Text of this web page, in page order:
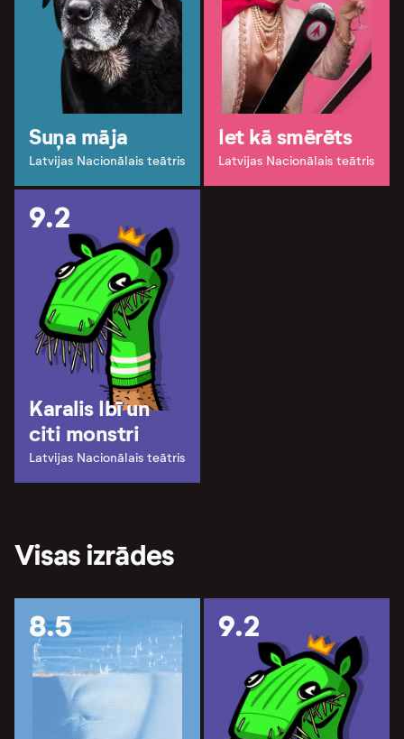
Suņa māja
Latvijas Nacionālais teātris
Iet kā smērēts
Latvijas Nacionālais teātris
9.2
Karalis Ibī un
citi monstri
Latvijas Nacionālais teātris
Visas izrādes
8.5 9.2